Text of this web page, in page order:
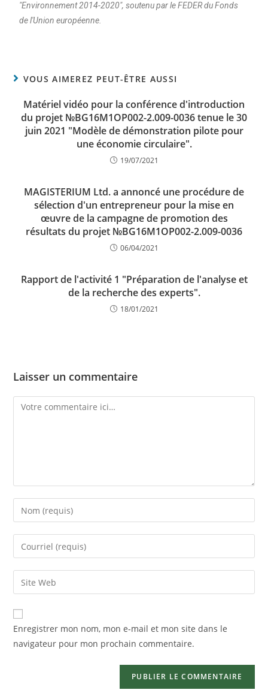
"Environnement 2014-2020", soutenu par le FEDER du Fonds
de l'Union européenne.
VOUS AIMEREZ PEUT-ÊTRE AUSSI
Matériel vidéo pour la conférence d'introduction
du projet №BG16M1OP002-2.009-0036 tenue le 30
juin 2021 "Modèle de démonstration pilote pour
une économie circulaire".
19/07/2021
MAGISTERIUM Ltd. a annoncé une procédure de
sélection d'un entrepreneur pour la mise en
œuvre de la campagne de promotion des
résultats du projet №BG16M1OP002-2.009-0036
06/04/2021
Rapport de l'activité 1 "Préparation de l'analyse et
de la recherche des experts".
18/01/2021
Laisser un commentaire
Enregistrer mon nom, mon e-mail et mon site dans le
navigateur pour mon prochain commentaire.